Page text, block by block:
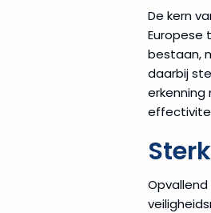
De kern
Europese
bestaan,
daarbij